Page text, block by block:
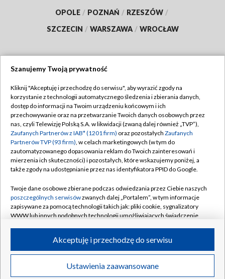
OPOLE / POZNAŃ / RZESZÓW /
SZCZECIN / WARSZAWA / WROCŁAW
TVP
Abonament TVP
Emisja w TVP
Centrum informacji TVP
Naziemna Telewizja Cyfrowa
Rada Programowa
System NOS
Informacje o nadawcy
Program dla prasy
Ogłoszenie przetargowe
Regulamin TVP
Polityka prywatności
Moje zgody
Pomoc
Kontakt
Kanały
©2026 Telewizja Polska S.A. w likwidacji
Szanujemy Twoją prywatność
Kliknij "Akceptuję i przechodzę do serwisu", aby wyrazić zgody na
korzystanie z technologii automatycznego śledzenia i zbierania danych,
dostęp do informacji na Twoim urządzeniu końcowym i ich
przechowywanie oraz na przetwarzanie Twoich danych osobowych przez
nas, czyli Telewizję Polską S.A. w likwidacji (zwaną dalej również „TVP”),
Zaufanych Partnerów z IAB* (1201 firm) oraz pozostałych Zaufanych
Partnerów TVP (93 firm), w celach marketingowych (w tym do
zautomatyzowanego dopasowania reklam do Twoich zainteresowań i
mierzenia ich skuteczności) i pozostałych, które wskazujemy poniżej, a
także zgody na udostępnianie przez nas identyfikatora PPID do Google.
Twoje dane osobowe zbierane podczas odwiedzania przez Ciebie naszych
poszczególnych serwisówzwanych dalej „Portalem”, w tym informacje
zapisywane za pomocą technologii takich jak: pliki cookie, sygnalizatory
WWW lub innych podobnych technologii umożliwiających świadczenie
ruchu w Internecie.
Twoje dane osobowe zbierane podczas odwiedzania przez Ciebie
poszczególnych serwisówna Portalu, takie jak adresy IP, identyfikatory
Ustawienia zaawansowane
Akceptuję i przechodzę do serwisu